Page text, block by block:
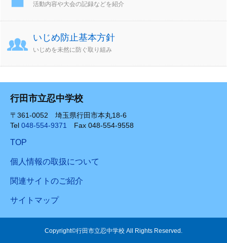
活動内容や大会の記録などを紹介
いじめ防止基本方針
いじめを未然に防ぐ取り組み
行田市立忍中学校
〒361-0052 埼玉県行田市本丸18-6
Tel 048-554-9371 Fax 048-554-9558
TOP
個人情報の取扱について
関連サイトのご紹介
サイトマップ
Copyright©行田市立忍中学校 All Rights Reserved.